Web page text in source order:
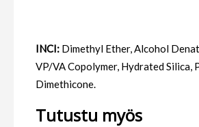
INCI: Dimethyl Ether, Alcohol
VP/VA Copolymer, Hydrated Silica,
Dimethicone.
Tutustu myös